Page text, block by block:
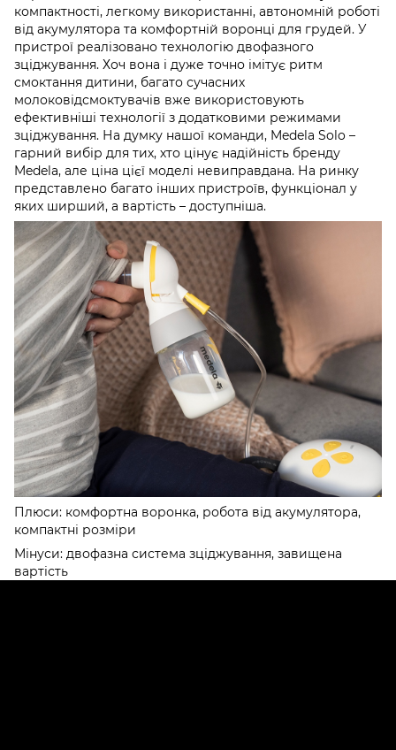
компактності, легкому використанні, автономній роботі
від акумулятора та комфортній воронці для грудей. У
пристрої реалізовано технологію двофазного
зціджування. Хоч вона і дуже точно імітує ритм
смоктання дитини, багато сучасних
молоковідсмоктувачів вже використовують
ефективніші технології з додатковими режимами
зціджування. На думку нашої команди, Medela Solo –
гарний вибір для тих, хто цінує надійність бренду
Medela, але ціна цієї моделі невиправдана. На ринку
представлено багато інших пристроїв, функціонал у
яких ширший, а вартість – доступніша.
Плюси: комфортна воронка, робота від акумулятора,
компактні розміри
Мінуси: двофазна система зціджування, завищена
вартість